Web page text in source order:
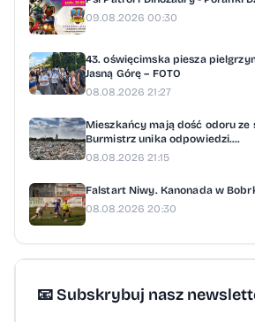
09.08.2026 00:30
43. oświęcimska piesza
Jasną Górę – FOTO
08.08.2026 21:27
Mieszkańcy mają dość odoru ze
Burmistrz unika odpowiedzi....
08.08.2026 21:15
Falstart Niwy. Kanonada w
08.08.2026 20:30
📧 Subskrybuj nasz